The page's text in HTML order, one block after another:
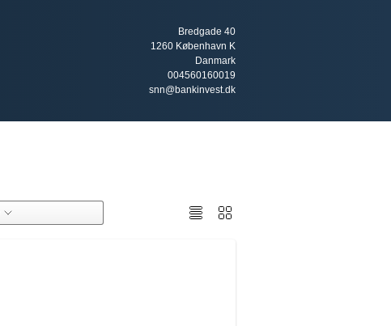
Bredgade 40
1260 København K
Danmark
004560160019
snn@bankinvest.dk